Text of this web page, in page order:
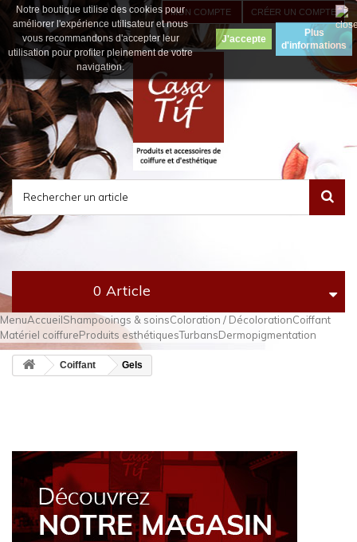
MON COMPTE CRÉER UN COMPTE
0 Article
Notre boutique utilise des cookies pour
améliorer l'expérience utilisateur et nous
vous recommandons d'accepter leur
utilisation pour profiter pleinement de votre
navigation.
Plus
d'informations
MenuAccueilShampooings & soinsColoration / DécolorationCoiffant
Matériel coiffureProduits esthétiquesTurbansDermopigmentation
Coiffant Gels